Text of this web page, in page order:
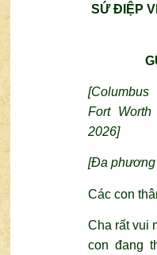
SỨ ĐIỆP
Fort
2026]
[Đa phương
Các con
Cha rất vui
con đang